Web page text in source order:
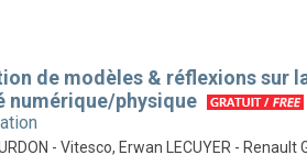
de modèles & réflexions sur
numérique/physique
- Vitesco, Erwan LECUYER - Renault